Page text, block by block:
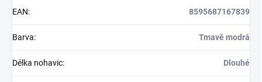
EAN: 8595687167839
Barva: Tmavě modrá
Délka nohavic: Dlouhé